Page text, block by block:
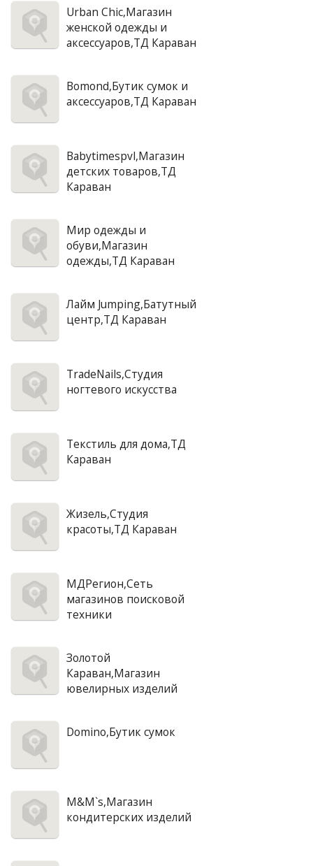
Urban Chic,Магазин
женской одежды и
аксессуаров,ТД Караван
Bomond,Бутик сумок и
аксессуаров,ТД Караван
Babytimespvl,Магазин
детских товаров,ТД
Караван
Мир одежды и
обуви,Магазин
одежды,ТД Караван
Лайм Jumping,Батутный
центр,ТД Караван
TradeNails,Студия
ногтевого искусства
Текстиль для дома,ТД
Караван
Жизель,Студия
красоты,ТД Караван
МДРегион,Сеть
магазинов поисковой
техники
Золотой
Караван,Магазин
ювелирных изделий
Domino,Бутик сумок
M&M`s,Магазин
кондитерских изделий